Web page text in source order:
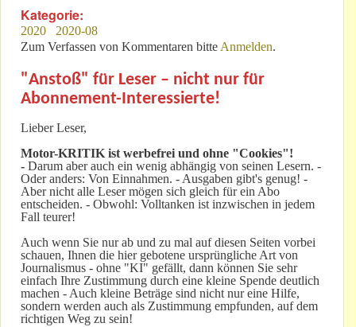
Kategorie:
2020
2020-08
Zum Verfassen von Kommentaren bitte Anmelden.
"Anstoß" für Leser – nicht nur für
Abonnement-Interessierte!
Lieber Leser,
Motor-KRITIK ist werbefrei und ohne "Cookies"!
- Darum aber auch ein wenig abhängig von seinen Lesern. -
Oder anders: Von Einnahmen. - Ausgaben gibt's genug! -
Aber nicht alle Leser mögen sich gleich für ein Abo
entscheiden. - Obwohl: Volltanken ist inzwischen in jedem
Fall teurer!
Auch wenn Sie nur ab und zu mal auf diesen Seiten vorbei
schauen, Ihnen die hier gebotene ursprüngliche Art von
Journalismus - ohne "KI" gefällt, dann können Sie sehr
einfach Ihre Zustimmung durch eine kleine Spende deutlich
machen - Auch kleine Beträge sind nicht nur eine Hilfe,
sondern werden auch als Zustimmung empfunden, auf dem
richtigen Weg zu sein!